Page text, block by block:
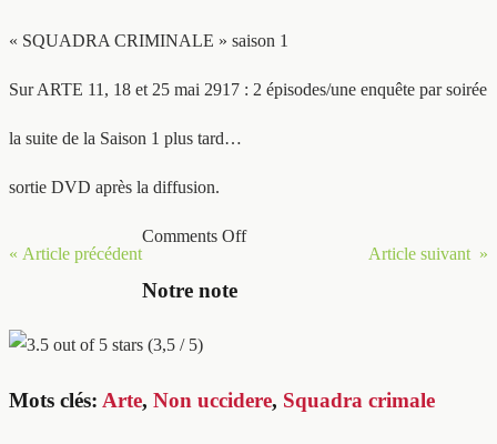
« SQUADRA CRIMINALE » saison 1
Sur ARTE 11, 18 et 25 mai 2917 : 2 épisodes/une enquête par soirée
la suite de la Saison 1 plus tard…
sortie DVD après la diffusion.
« Article précédent Article suivant »
Comments Off
Notre note
(3,5 / 5)
Mots clés: Arte, Non uccidere, Squadra crimale